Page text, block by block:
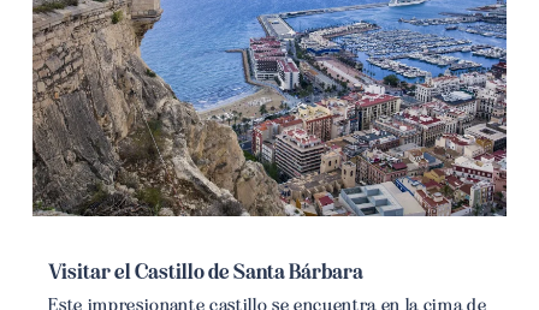
Visitar el Castillo de Santa Bárbara
Este impresionante castillo se encuentra en la cima de